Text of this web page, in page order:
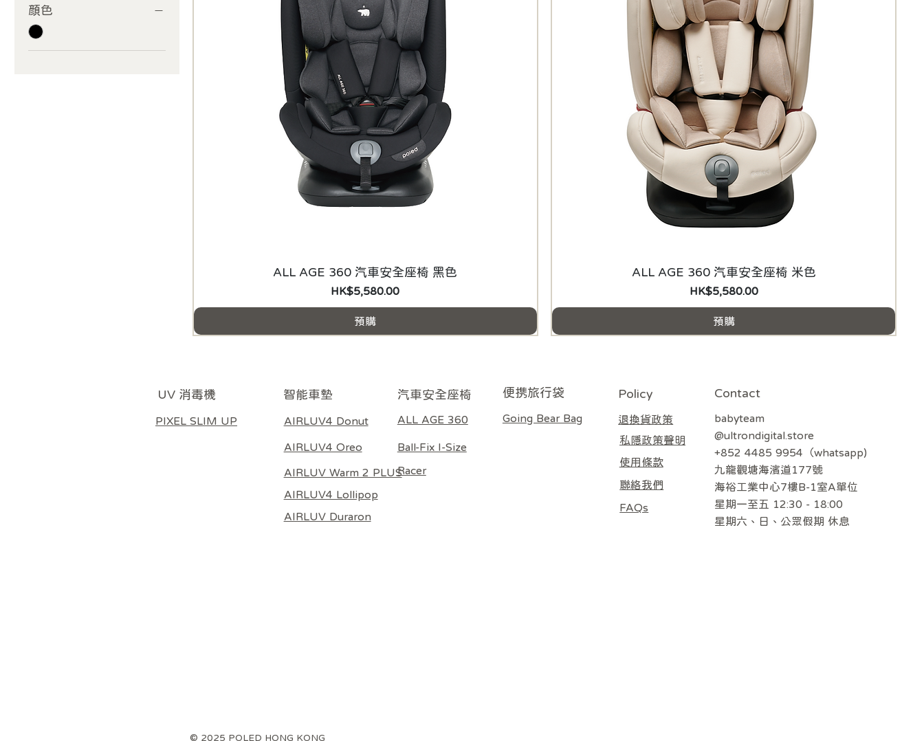
顔色
ALL AGE 360 汽車安全座椅 黑色
價格
HK$5,580.00
預購
ALL AGE 360 汽車安全座椅 米色
價格
HK$5,580.00
預購
UV 消毒機
PIXEL SLIM UP
智能車墊
AIRLUV4 Donut
AIRLUV4 Oreo
AIRLUV Warm 2 PLUS
AIRLUV4 Lollipop
AIRLUV Duraron
​汽車安全座椅
ALL AGE 360
Ball-Fix I-Size
Racer
​便携旅行袋
Going Bear Bag
Policy
退換貨政策
私隱政策聲明
使用條款
聯絡我們
FAQs
Contact
babyteam
@ultrondigital.store
+852 4485 9954（whatsapp)
九龍觀塘海濱道177號
海裕工業中心7樓B-1室A單位
星期一至五 12:30 - 18:00
​星期六、日、公眾假期 休息
© 2025 POLED HONG KONG